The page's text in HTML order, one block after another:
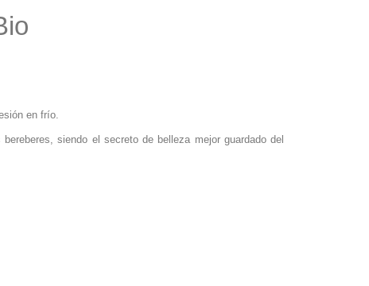
en frío.
siendo el secreto de belleza mejor guardado del